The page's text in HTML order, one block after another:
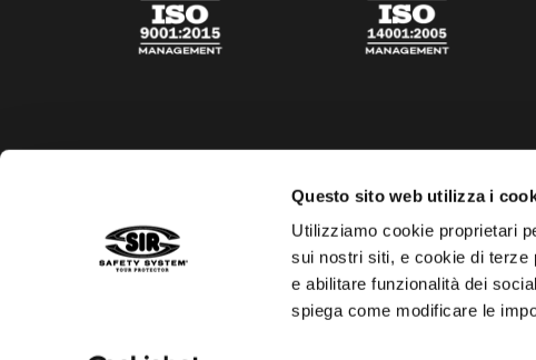
Questo sito web utilizza i
Utilizziamo cookie proprietari
sui nostri siti, e cookie di terze
e abilitare funzionalità dei
spiega come modificare le